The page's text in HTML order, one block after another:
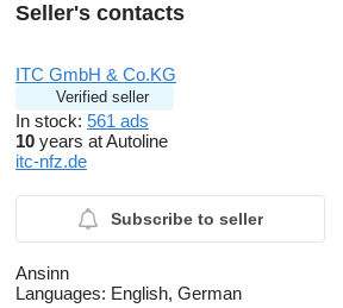
Seller's contacts
ITC GmbH & Co.KG
Verified seller
In stock: 561 ads
10 years at Autoline
itc-nfz.de
Subscribe to seller
Ansinn
Languages: English, German